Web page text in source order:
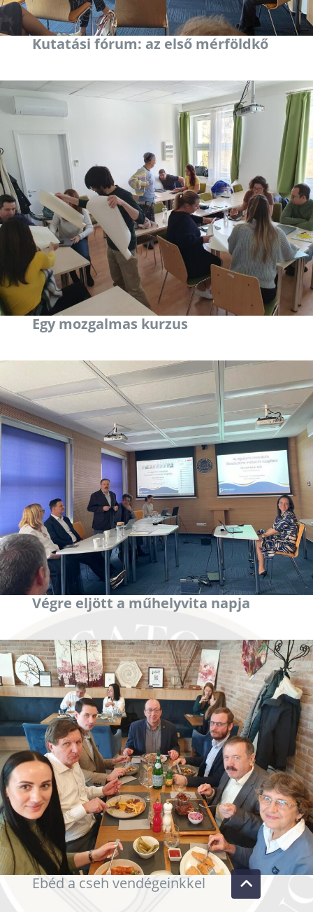
Kutatási fórum: az első mérföldkő
Egy mozgalmas kurzus
Végre eljött a műhelyvita napja
Ebéd a cseh vendégeinkkel